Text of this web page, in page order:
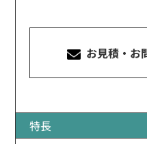
お見積・お
特長